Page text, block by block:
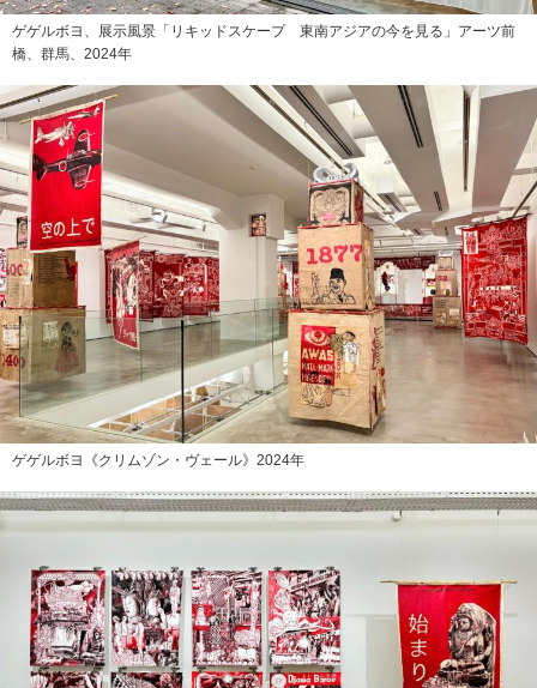
ゲゲルボヨ、展示風景「リキッドスケープ 東南アジアの今を見る」アーツ前
橋、群馬、2024年
ゲゲルボヨ《クリムゾン・ヴェール》2024年